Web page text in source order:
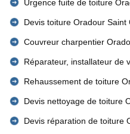
Urgence fuite de toiture
Devis toiture Oradour Saint
Couvreur charpentier
Réparateur, installateur de
Rehaussement de toiture
Devis nettoyage de toiture
Devis réparation de toiture